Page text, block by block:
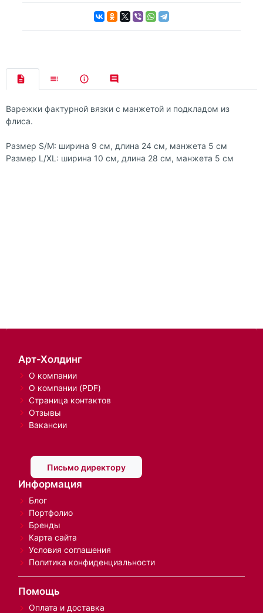
Варежки фактурной вязки с манжетой и подкладом из
флиса.
Размер S/M: ширина 9 см, длина 24 см, манжета 5 см
Pазмер L/XL: ширина 10 см, длина 28 см, манжета 5 см
Арт-Холдинг
О компании
О компании (PDF)
Страница контактов
Отзывы
Вакансии
Письмо директору
Информация
Блог
Портфолио
Бренды
Карта сайта
Условия соглашения
Политика конфиденциальности
Помощь
Оплата и доставка